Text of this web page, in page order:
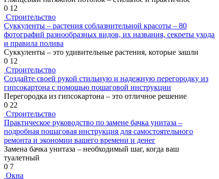
0 12
Строительство
Суккуленты – растения соблазнительной красоты – 80
фотографий разнообразных видов, их названия, секреты ухода
и правила полива
Суккуленты – это удивительные растения, которые зашли
0 12
Строительство
Создайте своей рукой стильную и надежную перегородку из
гипсокартона с помощью пошаговой инструкции
Перегородка из гипсокартона – это отличное решение
0 22
Строительство
Практическое руководство по замене бачка унитаза –
подробная пошаговая инструкция для самостоятельного
ремонта и экономии вашего времени и денег
Замена бачка унитаза – необходимый шаг, когда ваш
туалетный
0 7
Окна